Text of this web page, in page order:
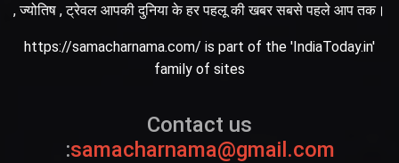
, ज्योतिष , ट्रेवल आपकी दुनिया के हर पहलू की खबर सबसे पहले आप तक।
https://samacharnama.com/ is part of the 'IndiaToday.in'
family of sites
Contact us
:samacharnama@gmail.com